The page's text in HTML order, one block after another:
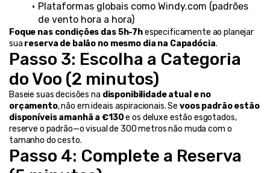
Plataformas globais como Windy.com (padrões
de vento hora a hora)
Foque nas condições das 5h-7h especificamente ao planejar
sua reserva de balão no mesmo dia na Capadócia.
Passo 3: Escolha a Categoria
do Voo (2 minutos)
Baseie suas decisões na disponibilidade atual e no
orçamento, não em ideais aspiracionais. Se voos padrão estão
disponíveis amanhã a €130 e os deluxe estão esgotados,
reserve o padrão—o visual de 300 metros não muda com o
tamanho do cesto.
Passo 4: Complete a Reserva